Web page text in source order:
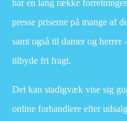
har en lang række
presse priserne på mange af
samt også til damer og herrer
tilbyde fri fragt.
Det kan stadigvæk vise sig
online forhandlere efter